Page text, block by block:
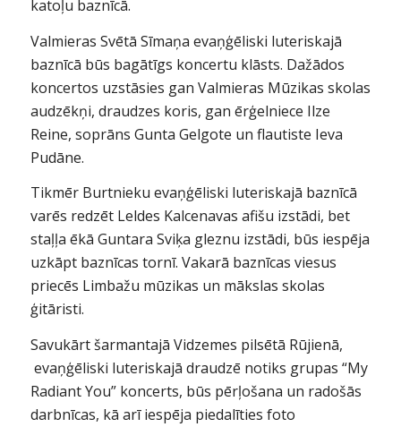
katoļu baznīcā.
Valmieras Svētā Sīmaņa evaņģēliski luteriskajā
baznīcā būs bagātīgs koncertu klāsts. Dažādos
koncertos uzstāsies gan Valmieras Mūzikas skolas
audzēkņi, draudzes koris, gan ērģelniece Ilze
Reine, soprāns Gunta Gelgote un flautiste Ieva
Pudāne.
Tikmēr Burtnieku evaņģēliski luteriskajā baznīcā
varēs redzēt Leldes Kalcenavas afišu izstādi, bet
staļļa ēkā Guntara Sviķa gleznu izstādi, būs iespēja
uzkāpt baznīcas tornī. Vakarā baznīcas viesus
priecēs Limbažu mūzikas un mākslas skolas
ģitāristi.
Savukārt šarmantajā Vidzemes pilsētā Rūjienā,
evaņģēliski luteriskajā draudzē notiks grupas “My
Radiant You” koncerts, būs pērļošana un radošās
darbnīcas, kā arī iespēja piedalīties foto